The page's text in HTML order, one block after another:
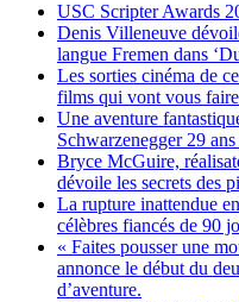
USC Scripter Awards
Denis Villeneuve
langue Fremen dans
Les sorties cinéma de
films qui vont vous
Une aventure
Schwarzenegger 29
Bryce McGuire,
dévoile les secrets des
La rupture inattendue
célèbres fiancés de 90
« Faites pousser une
annonce le début du
d’aventure.